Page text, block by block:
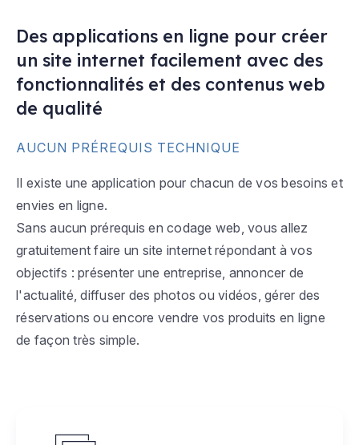
Des applications en ligne pour créer
un site internet facilement avec des
fonctionnalités et des contenus web
de qualité
AUCUN PRÉREQUIS TECHNIQUE
Il existe une application pour chacun de vos besoins et
envies en ligne.
Sans aucun prérequis en codage web, vous allez
gratuitement faire un site internet répondant à vos
objectifs : présenter une entreprise, annoncer de
l'actualité, diffuser des photos ou vidéos, gérer des
réservations ou encore vendre vos produits en ligne
de façon très simple.